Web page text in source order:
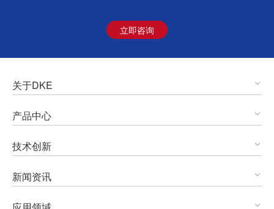
立即咨询
关于DKE
产品中心
技术创新
新闻资讯